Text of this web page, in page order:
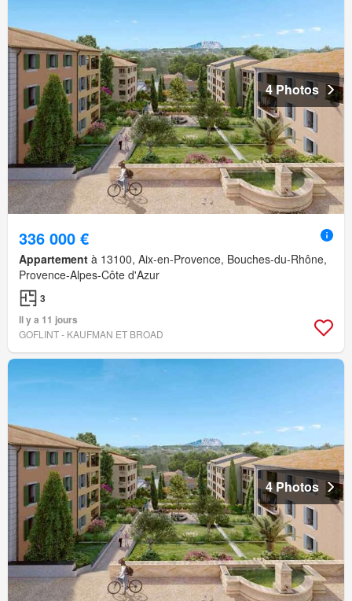
4 Photos
336 000 €
Appartement à 13100, Aix-en-Provence, Bouches-du-Rhône,
Provence-Alpes-Côte d'Azur
3
Il y a 11 jours
GOFLINT - KAUFMAN ET BROAD
4 Photos